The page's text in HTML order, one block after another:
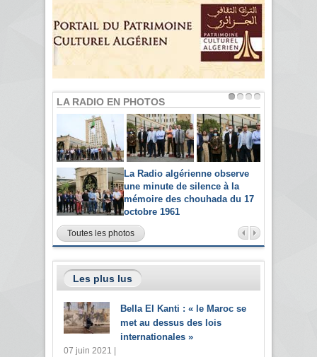
LA RADIO EN PHOTOS
La Radio algérienne observe
une minute de silence à la
mémoire des chouhada du 17
octobre 1961
Toutes les photos
Les plus lus
Bella El Kanti : « le Maroc se
met au dessus des lois
internationales »
07 juin 2021 |